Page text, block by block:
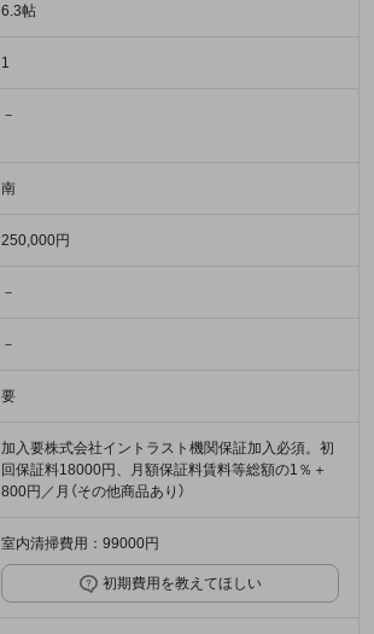
6.3帖
1
－
南
250,000円
－
－
要
加入要株式会社イントラスト機関保証加入必須。初
回保証料18000円、月額保証料賃料等総額の1％＋
800円／月（その他商品あり）
室内清掃費用：99000円
初期費用を教えてほしい